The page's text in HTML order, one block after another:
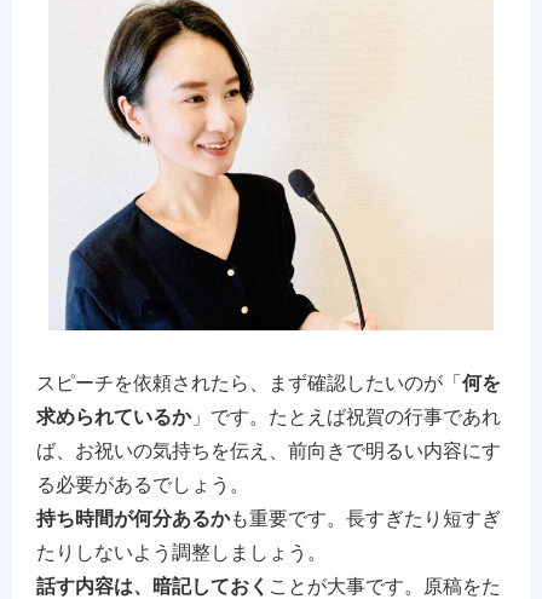
スピーチを依頼されたら、まず確認したいのが「 何を
求められているか」です。たとえば祝賀の行事であれ
ば、お祝いの気持ちを伝え、前向きで明るい内容にす
る必要があるでしょう。
持ち時間が何分あるかも重要です。長すぎたり短すぎ
たりしないよう調整しましょう。
話す内容は、暗記しておく ことが大事です。原稿をた